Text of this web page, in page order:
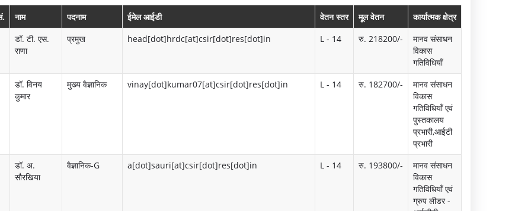
औ
र
ल
क्ष्य
क
रि
ल
औ
श्य
ज
न
की
सु
वि
धा
एं
नाम पदनाम ईमेल आईडी वेतन स्तर मूल वेतन
कार्यात्मक क्षेत्र
डॉ. टी. एस.
राणा
प्रमुख head[dot]hrdc[at]csir[dot]res[dot]in L - 14 रु. 218200/-
मानव संसाधन
विकास
गतिविधियाँ
डॉ. विनय
कुमार
मुख्य वैज्ञानिक vinay[dot]kumar07[at]csir[dot]res[dot]in L - 14 रु. 182700/-
मानव संसाधन
विकास
गतिविधियाँ एवं
पुस्तकालय
प्रभारी,आईटी
प्रभारी
डॉ. अ.
सौरखिया
वैज्ञानिक-G a[dot]sauri[at]csir[dot]res[dot]in L - 14 रु. 193800/-
मानव संसाधन
विकास
गतिविधियाँ एवं
ग्रुप लीडर -